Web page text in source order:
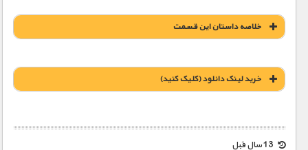
خلاصه داستان این قسمت
خريد لينک دانلود (کليک کنيد)
1900 تومان – خريد لينک دانلود (افزودن به سبد خريد)